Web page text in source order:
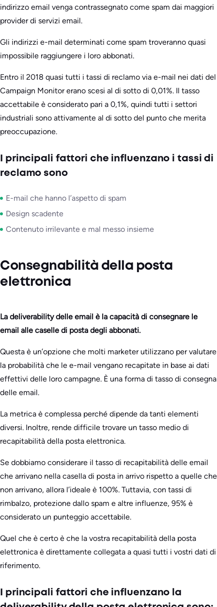
indirizzo email venga contrassegnato come spam dai maggiori
provider di servizi email.
Gli indirizzi e-mail determinati come spam troveranno quasi
impossibile raggiungere i loro abbonati.
Entro il 2018 quasi tutti i tassi di reclamo via e-mail nei dati del
Campaign Monitor erano scesi al di sotto di 0,01%. Il tasso
accettabile è considerato pari a 0,1%, quindi tutti i settori
industriali sono attivamente al di sotto del punto che merita
preoccupazione.
I principali fattori che influenzano i tassi di
reclamo sono
E-mail che hanno l’aspetto di spam
Design scadente
Contenuto irrilevante e mal messo insieme
Consegnabilità della posta
elettronica
La deliverability delle email è la capacità di consegnare le
email alle caselle di posta degli abbonati.
Questa è un’opzione che molti marketer utilizzano per valutare
la probabilità che le e-mail vengano recapitate in base ai dati
effettivi delle loro campagne. È una forma di tasso di consegna
delle email.
La metrica è complessa perché dipende da tanti elementi
diversi. Inoltre, rende difficile trovare un tasso medio di
recapitabilità della posta elettronica.
Se dobbiamo considerare il tasso di recapitabilità delle email
che arrivano nella casella di posta in arrivo rispetto a quelle che
non arrivano, allora l’ideale è 100%. Tuttavia, con tassi di
rimbalzo, protezione dallo spam e altre influenze, 95% è
considerato un punteggio accettabile.
Quel che è certo è che la vostra recapitabilità della posta
elettronica è direttamente collegata a quasi tutti i vostri dati di
riferimento.
I principali fattori che influenzano la